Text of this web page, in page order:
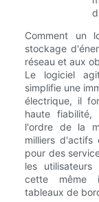
Comment un
stockage
réseau et aux
Le logiciel
simplifie une
électrique, il
haute
l'ordre de la
milliers d'actifs
pour des
les utilisateurs
cette même
tableaux de